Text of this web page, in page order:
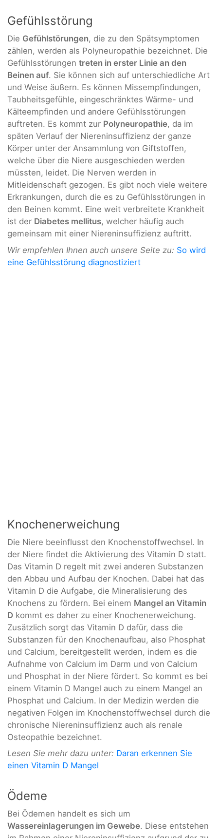
Gefühlsstörung
Die Gefühlstörungen, die zu den Spätsymptomen
zählen, werden als Polyneuropathie bezeichnet. Die
Gefühlsstörungen treten in erster Linie an den
Beinen auf. Sie können sich auf unterschiedliche Art
und Weise äußern. Es können Missempfindungen,
Taubheitsgefühle, eingeschränktes Wärme- und
Kälteempfinden und andere Gefühlsstörungen
auftreten. Es kommt zur Polyneuropathie, da im
späten Verlauf der Niereninsuffizienz der ganze
Körper unter der Ansammlung von Giftstoffen,
welche über die Niere ausgeschieden werden
müssten, leidet. Die Nerven werden in
Mitleidenschaft gezogen. Es gibt noch viele weitere
Erkrankungen, durch die es zu Gefühlsstörungen in
den Beinen kommt. Eine weit verbreitete Krankheit
ist der Diabetes mellitus, welcher häufig auch
gemeinsam mit einer Niereninsuffizienz auftritt.
Wir empfehlen Ihnen auch unsere Seite zu: So wird
eine Gefühlsstörung diagnostiziert
Knochenerweichung
Die Niere beeinflusst den Knochenstoffwechsel. In
der Niere findet die Aktivierung des Vitamin D statt.
Das Vitamin D regelt mit zwei anderen Substanzen
den Abbau und Aufbau der Knochen. Dabei hat das
Vitamin D die Aufgabe, die Mineralisierung des
Knochens zu fördern. Bei einem Mangel an Vitamin
D kommt es daher zu einer Knochenerweichung.
Zusätzlich sorgt das Vitamin D dafür, dass die
Substanzen für den Knochenaufbau, also Phosphat
und Calcium, bereitgestellt werden, indem es die
Aufnahme von Calcium im Darm und von Calcium
und Phosphat in der Niere fördert. So kommt es bei
einem Vitamin D Mangel auch zu einem Mangel an
Phosphat und Calcium. In der Medizin werden die
negativen Folgen im Knochenstoffwechsel durch die
chronische Niereninsuffizienz auch als renale
Osteopathie bezeichnet.
Lesen Sie mehr dazu unter: Daran erkennen Sie
einen Vitamin D Mangel
Ödeme
Bei Ödemen handelt es sich um
Wassereinlagerungen im Gewebe. Diese entstehen